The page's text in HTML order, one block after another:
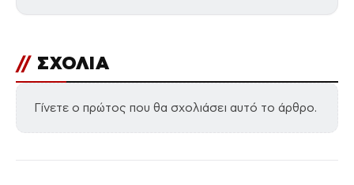
// ΣΧΟΛΙΑ
Γίνετε ο πρώτος που θα σχολιάσει αυτό το άρθρο.